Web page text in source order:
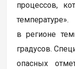
процессов,
в регионе
градусов.
опасных